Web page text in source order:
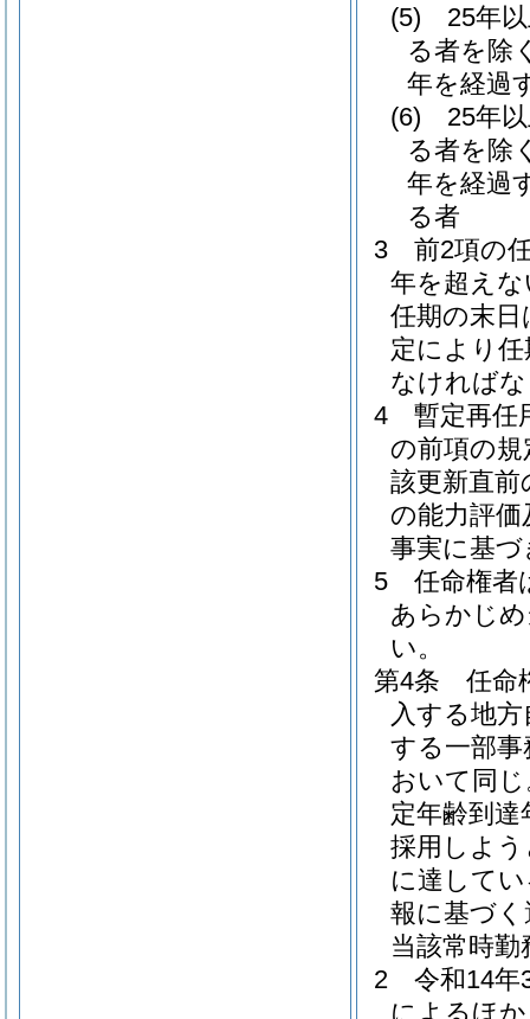
(5)
25年
る者を除
年を経過
(6)
25年
る者を除
年を経過
る者
3
前2項の
年を超え
任期の末
定により
なければ
4
暫定再任
の前項の
該更新直前
の能力評
事実に基
5
任命権者
あらかじ
い。
第4条
任命
入する地
する一部
おいて同じ
定年齢到
採用しよ
に達して
報に基づ
当該常時
2
令和14年
によるほ